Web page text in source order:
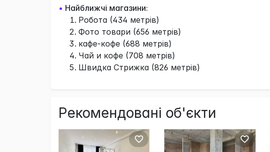
• Найближчі магазини:
Робота (434 метрів)
Фото товари (656 метрів)
кафе-кофе (688 метрів)
Чай и кофе (708 метрів)
Швидка Стрижка (826 метрів)
Рекомендовані об'єкти